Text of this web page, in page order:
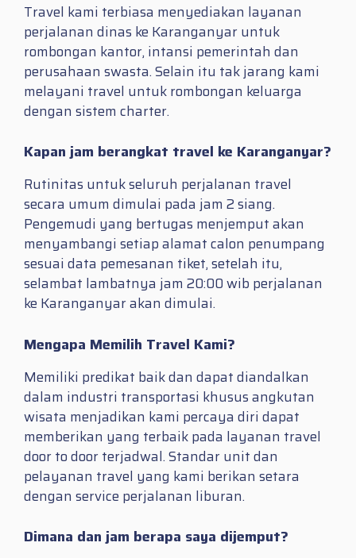
Travel kami terbiasa menyediakan layanan
perjalanan dinas ke Karanganyar untuk
rombongan kantor, intansi pemerintah dan
perusahaan swasta. Selain itu tak jarang kami
melayani travel untuk rombongan keluarga
dengan sistem charter.
Kapan jam berangkat travel ke Karanganyar?
Rutinitas untuk seluruh perjalanan travel
secara umum dimulai pada jam 2 siang.
Pengemudi yang bertugas menjemput akan
menyambangi setiap alamat calon penumpang
sesuai data pemesanan tiket, setelah itu,
selambat lambatnya jam 20:00 wib perjalanan
ke Karanganyar akan dimulai.
Mengapa Memilih Travel Kami?
Memiliki predikat baik dan dapat diandalkan
dalam industri transportasi khusus angkutan
wisata menjadikan kami percaya diri dapat
memberikan yang terbaik pada layanan travel
door to door terjadwal. Standar unit dan
pelayanan travel yang kami berikan setara
dengan service perjalanan liburan.
Dimana dan jam berapa saya dijemput?